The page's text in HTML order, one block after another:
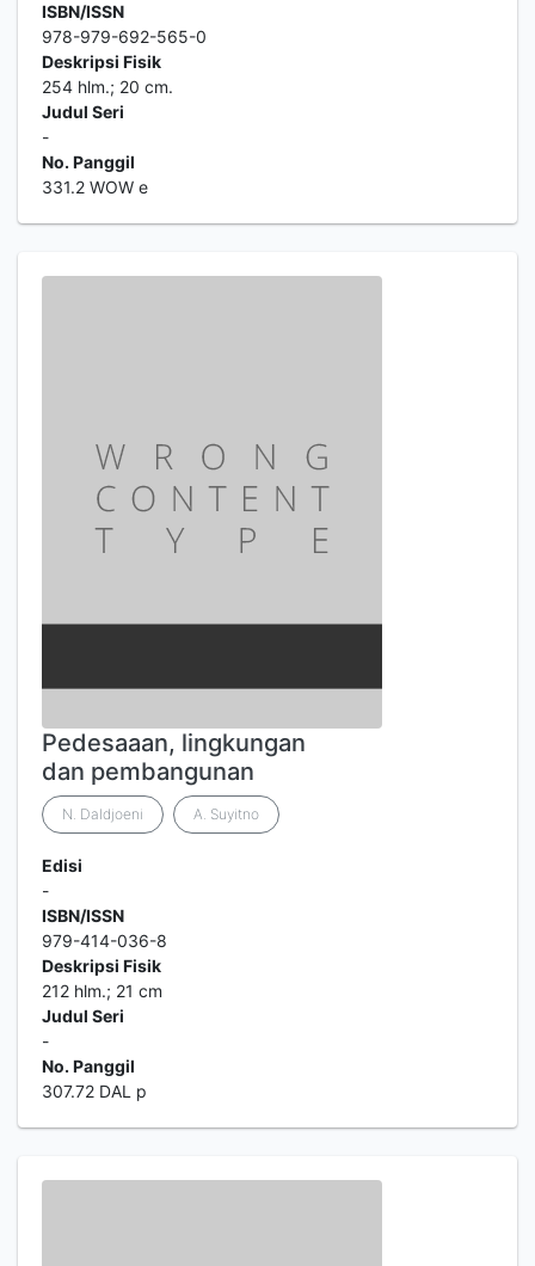
ISBN/ISSN
978-979-692-565-0
Deskripsi Fisik
254 hlm.; 20 cm.
Judul Seri
-
No. Panggil
331.2 WOW e
Pedesaaan, lingkungan
dan pembangunan
N. Daldjoeni A. Suyitno
Edisi
-
ISBN/ISSN
979-414-036-8
Deskripsi Fisik
212 hlm.; 21 cm
Judul Seri
-
No. Panggil
307.72 DAL p